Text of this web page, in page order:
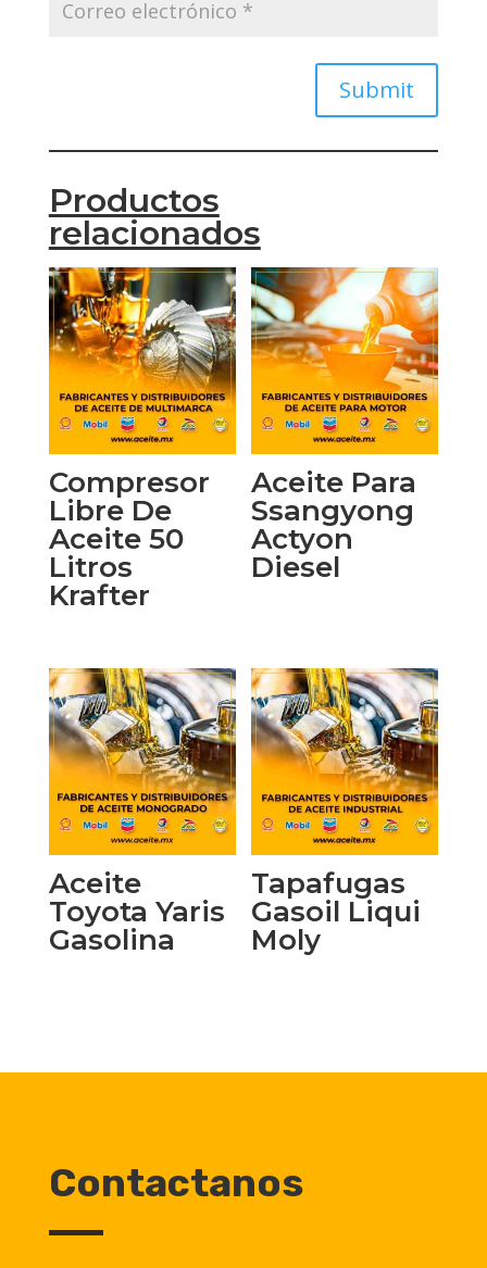
Submit
Productos
relacionados
Compresor
Libre De
Aceite 50
Litros
Krafter
Aceite Para
Ssangyong
Actyon
Diesel
Aceite
Toyota Yaris
Gasolina
Tapafugas
Gasoil Liqui
Moly
Contactanos